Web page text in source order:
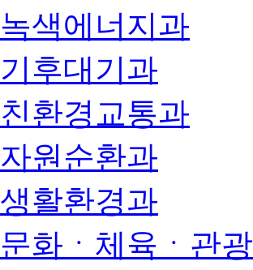
녹색에너지과
기후대기과
친환경교통과
자원순환과
생활환경과
문화ㆍ체육ㆍ관광